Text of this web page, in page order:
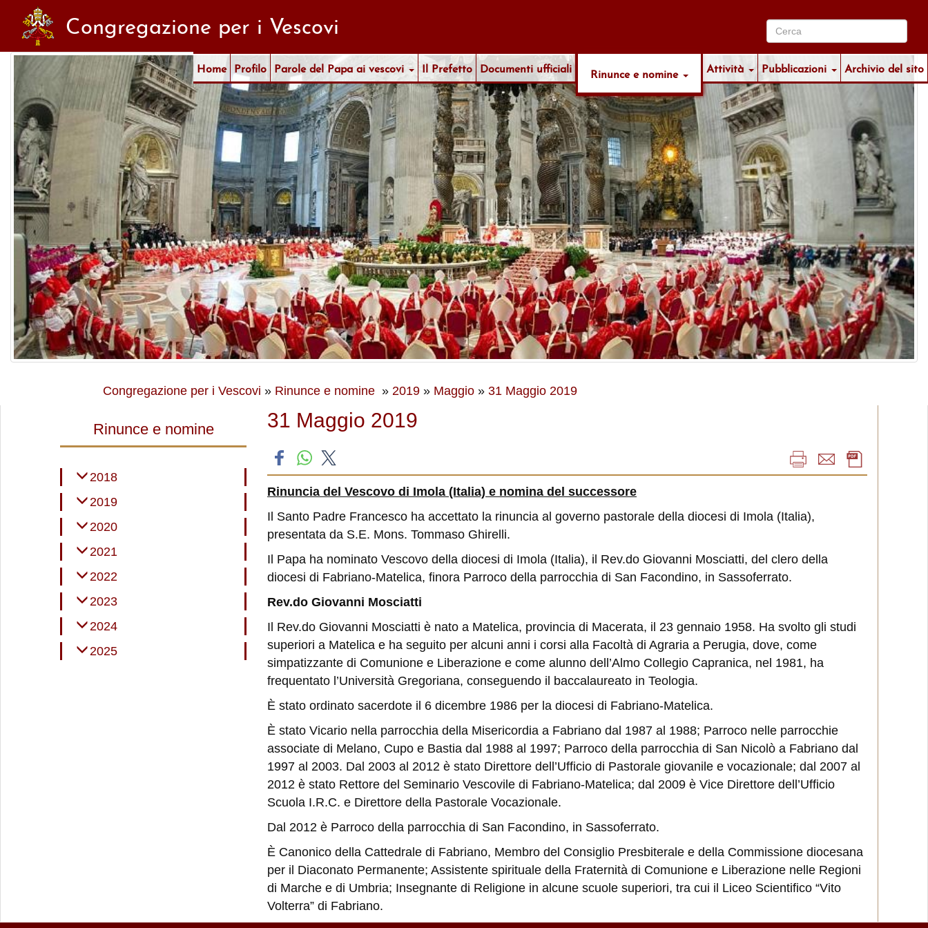
Congregazione per i Vescovi
Home Profilo Parole del Papa ai vescovi Il Prefetto Documenti ufficiali Rinunce e nomine Attività Pubblicazioni Archivio del sito
Congregazione per i Vescovi » Rinunce e nomine »2019 » Maggio »31 Maggio 2019
Rinunce e nomine
2018
2019
2020
2021
2022
2023
2024
2025
31 Maggio 2019
Rinuncia del Vescovo di Imola (Italia) e nomina del successore
Il Santo Padre Francesco ha accettato la rinuncia al governo pastorale della diocesi di Imola (Italia),
presentata da S.E. Mons. Tommaso Ghirelli.
Il Papa ha nominato Vescovo della diocesi di Imola (Italia), il Rev.do Giovanni Mosciatti, del clero della
diocesi di Fabriano-Matelica, finora Parroco della parrocchia di San Facondino, in Sassoferrato.
Rev.do Giovanni Mosciatti
Il Rev.do Giovanni Mosciatti è nato a Matelica, provincia di Macerata, il 23 gennaio 1958. Ha svolto gli studi
superiori a Matelica e ha seguito per alcuni anni i corsi alla Facoltà di Agraria a Perugia, dove, come
simpatizzante di Comunione e Liberazione e come alunno dell’Almo Collegio Capranica, nel 1981, ha
frequentato l’Università Gregoriana, conseguendo il baccalaureato in Teologia.
È stato ordinato sacerdote il 6 dicembre 1986 per la diocesi di Fabriano-Matelica.
È stato Vicario nella parrocchia della Misericordia a Fabriano dal 1987 al 1988; Parroco nelle parrocchie
associate di Melano, Cupo e Bastia dal 1988 al 1997; Parroco della parrocchia di San Nicolò a Fabriano dal
1997 al 2003. Dal 2003 al 2012 è stato Direttore dell’Ufficio di Pastorale giovanile e vocazionale; dal 2007 al
2012 è stato Rettore del Seminario Vescovile di Fabriano-Matelica; dal 2009 è Vice Direttore dell’Ufficio
Scuola I.R.C. e Direttore della Pastorale Vocazionale.
Dal 2012 è Parroco della parrocchia di San Facondino, in Sassoferrato.
È Canonico della Cattedrale di Fabriano, Membro del Consiglio Presbiterale e della Commissione diocesana
per il Diaconato Permanente; Assistente spirituale della Fraternità di Comunione e Liberazione nelle Regioni
di Marche e di Umbria; Insegnante di Religione in alcune scuole superiori, tra cui il Liceo Scientifico “Vito
Volterra” di Fabriano.